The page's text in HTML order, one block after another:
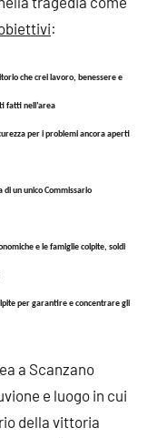
:
che crei lavoro, benessere e
fatti nell’area
per i problemi ancora aperti
di un unico Commissario
e le famiglie colpite, soldi
per garantire e concentrare gli
a Scanzano
e luogo in cui
della vittoria